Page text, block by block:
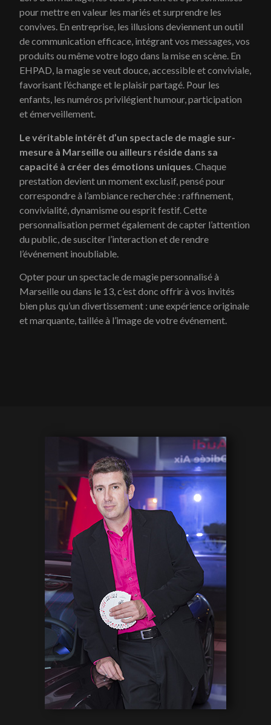
pour mettre en valeur les mariés et surprendre les
convives. En entreprise, les illusions deviennent un outil
de communication efficace, intégrant vos messages, vos
produits ou même votre logo dans la mise en scène. En
EHPAD, la magie se veut douce, accessible et conviviale,
favorisant l’échange et le plaisir partagé. Pour les
enfants, les numéros privilégient humour, participation
et émerveillement.
Le véritable intérêt d’un spectacle de magie sur-
mesure à Marseille ou ailleurs réside dans sa
capacité à créer des émotions uniques . Chaque
prestation devient un moment exclusif, pensé pour
correspondre à l’ambiance recherchée : raffinement,
convivialité, dynamisme ou esprit festif. Cette
personnalisation permet également de capter l’attention
du public, de susciter l’interaction et de rendre
l’événement inoubliable.
Opter pour un spectacle de magie personnalisé à
Marseille ou dans le 13, c’est donc offrir à vos invités
bien plus qu’un divertissement : une expérience originale
et marquante, taillée à l’image de votre événement.